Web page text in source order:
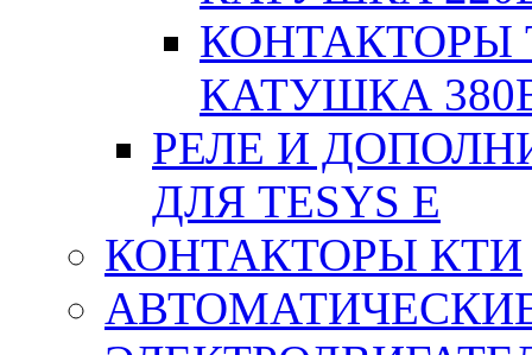
КОНТАКТОРЫ
КАТУШКА
РЕЛЕ И
ДЛЯ TESYS E
КОНТАКТОРЫ КТИ